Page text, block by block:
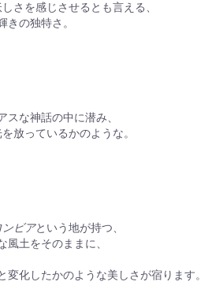
さを感じさせるとも言える、
きの独特さ。
スな神話の中に潜み、
放っているかのような。
ンビアという地が持つ、
風土をそのままに、
変化したかのような美しさが宿ります。